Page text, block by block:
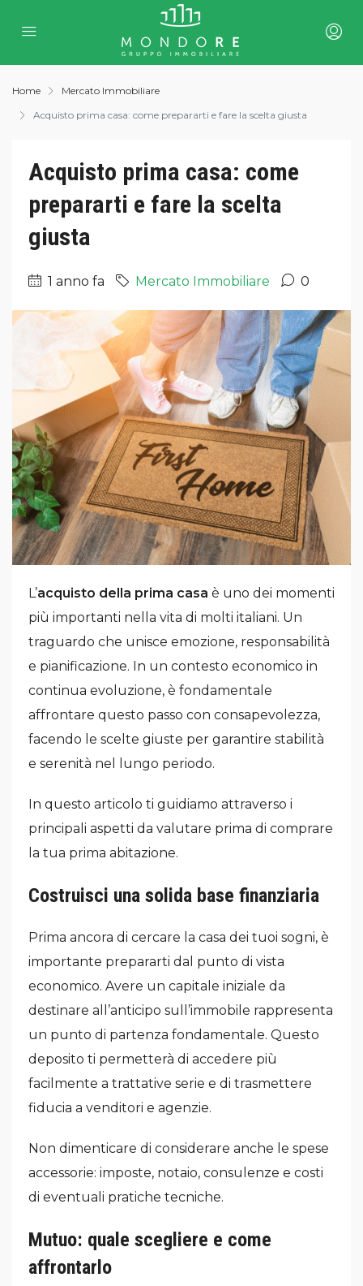
Home
Mercato Immobiliare
Acquisto prima casa: come prepararti e fare la scelta giusta
Acquisto prima casa: come
prepararti e fare la scelta
giusta
1 anno fa Mercato Immobiliare 0
L’acquisto della prima casa è uno dei momenti
più importanti nella vita di molti italiani. Un
traguardo che unisce emozione, responsabilità
e pianificazione. In un contesto economico in
continua evoluzione, è fondamentale
affrontare questo passo con consapevolezza,
facendo le scelte giuste per garantire stabilità
e serenità nel lungo periodo.
In questo articolo ti guidiamo attraverso i
principali aspetti da valutare prima di comprare
la tua prima abitazione.
Costruisci una solida base finanziaria
Prima ancora di cercare la casa dei tuoi sogni, è
importante prepararti dal punto di vista
economico. Avere un capitale iniziale da
destinare all’anticipo sull’immobile rappresenta
un punto di partenza fondamentale. Questo
deposito ti permetterà di accedere più
facilmente a trattative serie e di trasmettere
fiducia a venditori e agenzie.
Non dimenticare di considerare anche le spese
accessorie: imposte, notaio, consulenze e costi
di eventuali pratiche tecniche.
Mutuo: quale scegliere e come
affrontarlo